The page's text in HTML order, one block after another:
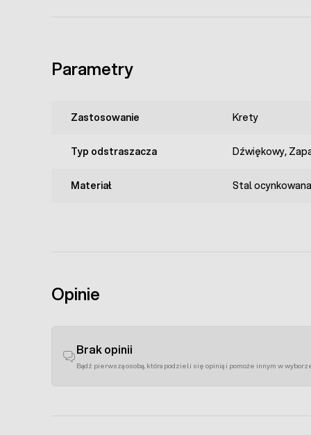
Parametry
Zastosowanie Krety
Typ odstraszacza Dźwiękowy,
Materiał Stal ocynkowana
Opinie
Brak opinii
Bądź pierwszą osobą, która podzieli się opinią i pomoże innym w